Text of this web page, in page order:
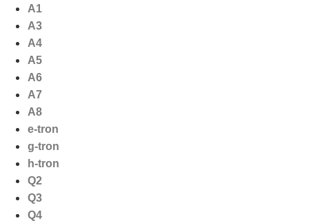
naar
inhoud
A1
A3
A4
A5
A6
A7
A8
e-tron
g-tron
h-tron
Q2
Q3
Q4